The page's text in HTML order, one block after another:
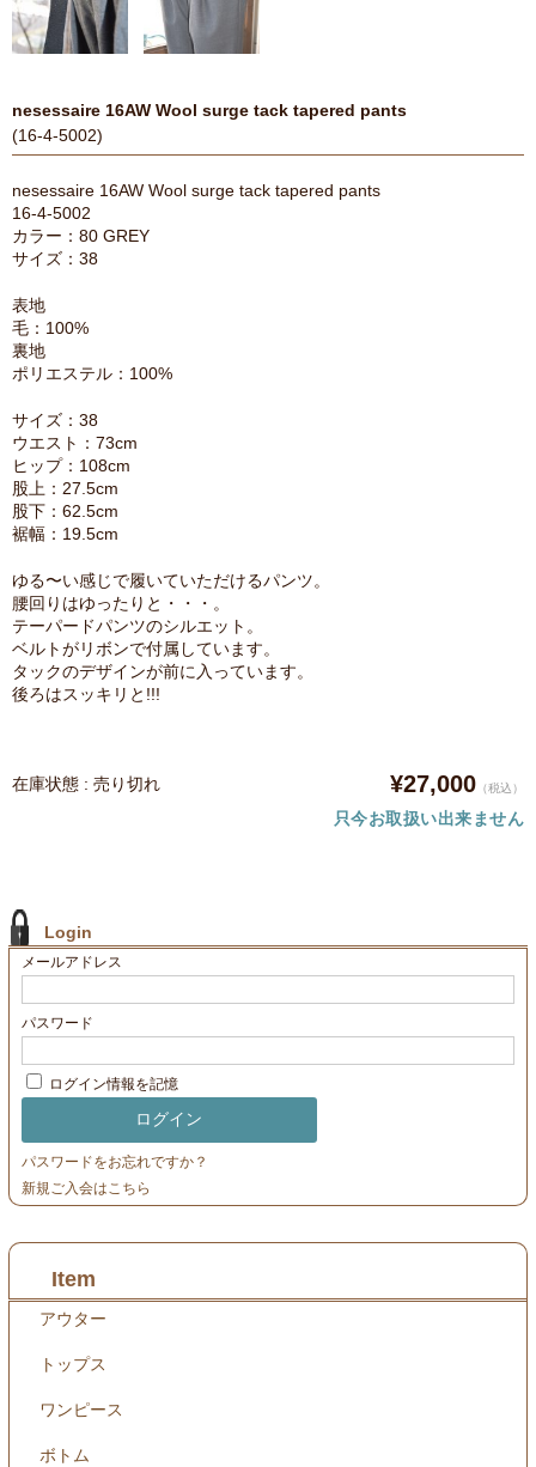
nesessaire 16AW Wool surge tack tapered pants
(16-4-5002)
nesessaire 16AW Wool surge tack tapered pants
16-4-5002
カラー：80 GREY
サイズ：38
表地
毛：100%
裏地
ポリエステル：100%
サイズ：38
ウエスト：73cm
ヒップ：108cm
股上：27.5cm
股下：62.5cm
裾幅：19.5cm
ゆる〜い感じで履いていただけるパンツ。
腰回りはゆったりと・・・。
テーパードパンツのシルエット。
ベルトがリボンで付属しています。
タックのデザインが前に入っています。
後ろはスッキリと!!!
在庫状態 : 売り切れ ¥27,000 （税込）
只今お取扱い出来ません
Login
メールアドレス
パスワード
ログイン情報を記憶
パスワードをお忘れですか？
新規ご入会はこちら
Item
アウター
トップス
ワンピース
ボトム